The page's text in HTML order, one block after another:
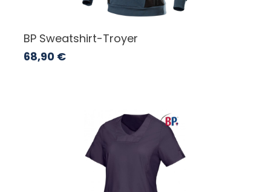
BP Sweatshirt-Troyer
68,90 €